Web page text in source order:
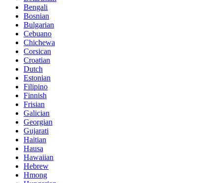
Bengali
Bosnian
Bulgarian
Cebuano
Chichewa
Corsican
Croatian
Dutch
Estonian
Filipino
Finnish
Frisian
Galician
Georgian
Gujarati
Haitian
Hausa
Hawaiian
Hebrew
Hmong